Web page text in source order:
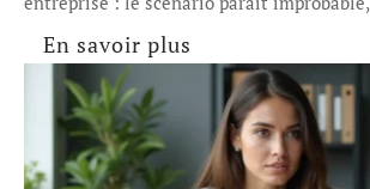
En savoir plus